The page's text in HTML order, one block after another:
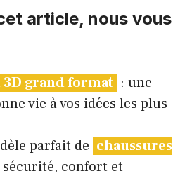
article, nous vous
grand format : une
vie à vos idées les plus
parfait de chaussures
confort et